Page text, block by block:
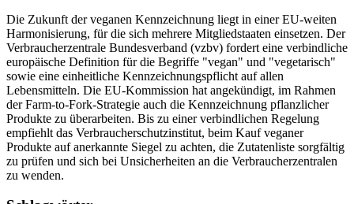
Die Zukunft der veganen Kennzeichnung liegt in einer EU-weiten
Harmonisierung, für die sich mehrere Mitgliedstaaten einsetzen. Der
Verbraucherzentrale Bundesverband (vzbv) fordert eine verbindliche
europäische Definition für die Begriffe "vegan" und "vegetarisch"
sowie eine einheitliche Kennzeichnungspflicht auf allen
Lebensmitteln. Die EU-Kommission hat angekündigt, im Rahmen
der Farm-to-Fork-Strategie auch die Kennzeichnung pflanzlicher
Produkte zu überarbeiten. Bis zu einer verbindlichen Regelung
empfiehlt das Verbraucherschutzinstitut, beim Kauf veganer
Produkte auf anerkannte Siegel zu achten, die Zutatenliste sorgfältig
zu prüfen und sich bei Unsicherheiten an die Verbraucherzentralen
zu wenden.